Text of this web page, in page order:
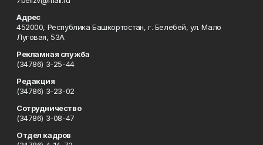
Адрес
452000, Республика Башкортостан, г. Белебей, ул. Мало
Луговая, 53А
Рекламная служба
(34786) 3-25-44
Редакция
(34786) 3-23-02
Сотрудничество
(34786) 3-08-47
Отдел кадров